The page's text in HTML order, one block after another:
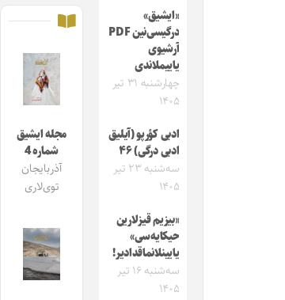
«ایشیق»
درگیسی‌نین PDF
آرشیوی
یاییملاندی
چهارشنبه ۳۱ تیر
۱۴۰۵
ادبی کؤرپو (آیلیق
ادبی درگی) ۴۶
سه‌شنبه ۲۳ تیر
۱۴۰۵
«بیزیم قیزلارین
حیکایه‌سی»
یایینلانماقدادیر!
سه‌شنبه ۱۶ تیر
۱۴۰۵
مجله ایشیق
شماره 4
آذربایجان
توی‌لاری